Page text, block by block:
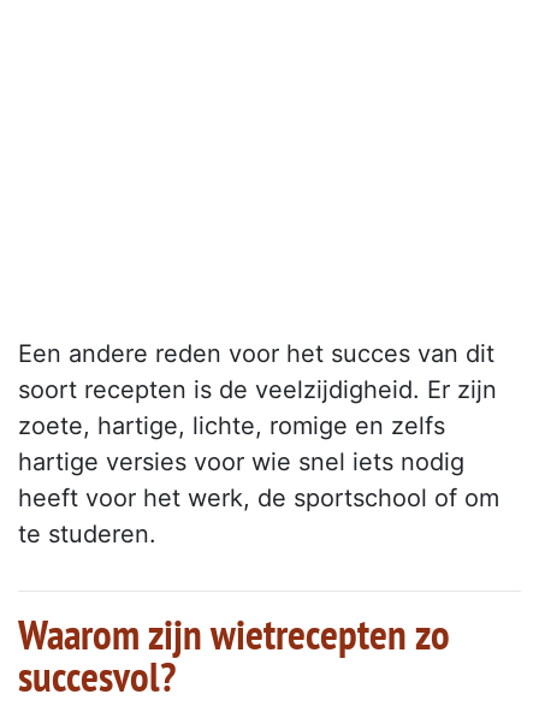
Een andere reden voor het succes van dit
soort recepten is de veelzijdigheid. Er zijn
zoete, hartige, lichte, romige en zelfs
hartige versies voor wie snel iets nodig
heeft voor het werk, de sportschool of om
te studeren.
Waarom zijn wietrecepten zo
succesvol?